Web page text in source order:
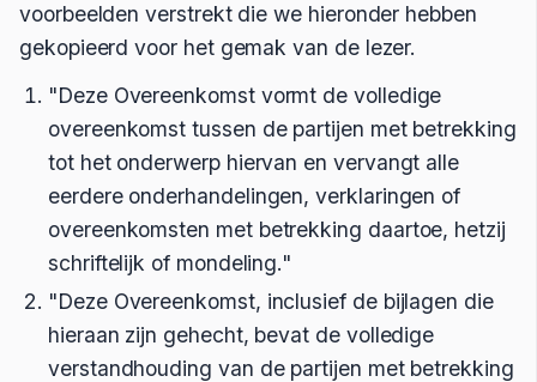
voorbeelden verstrekt die we hieronder hebben
gekopieerd voor het gemak van de lezer.
"Deze Overeenkomst vormt de volledige
overeenkomst tussen de partijen met betrekking
tot het onderwerp hiervan en vervangt alle
eerdere onderhandelingen, verklaringen of
overeenkomsten met betrekking daartoe, hetzij
schriftelijk of mondeling."
"Deze Overeenkomst, inclusief de bijlagen die
hieraan zijn gehecht, bevat de volledige
verstandhouding van de partijen met betrekking